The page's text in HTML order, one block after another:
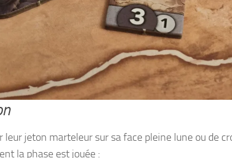
leur jeton marteleur sur sa face pleine lune ou de
la phase est jouée :